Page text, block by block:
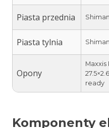
Piasta przednia
Piasta tylnia
Opony
Maxxis
ready
Komponenty